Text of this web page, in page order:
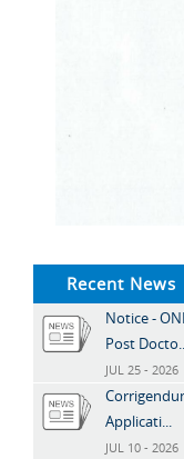
Recent News
Notice -
Post
JUL 25 - 2026
Applicati...
JUL 10 - 2026